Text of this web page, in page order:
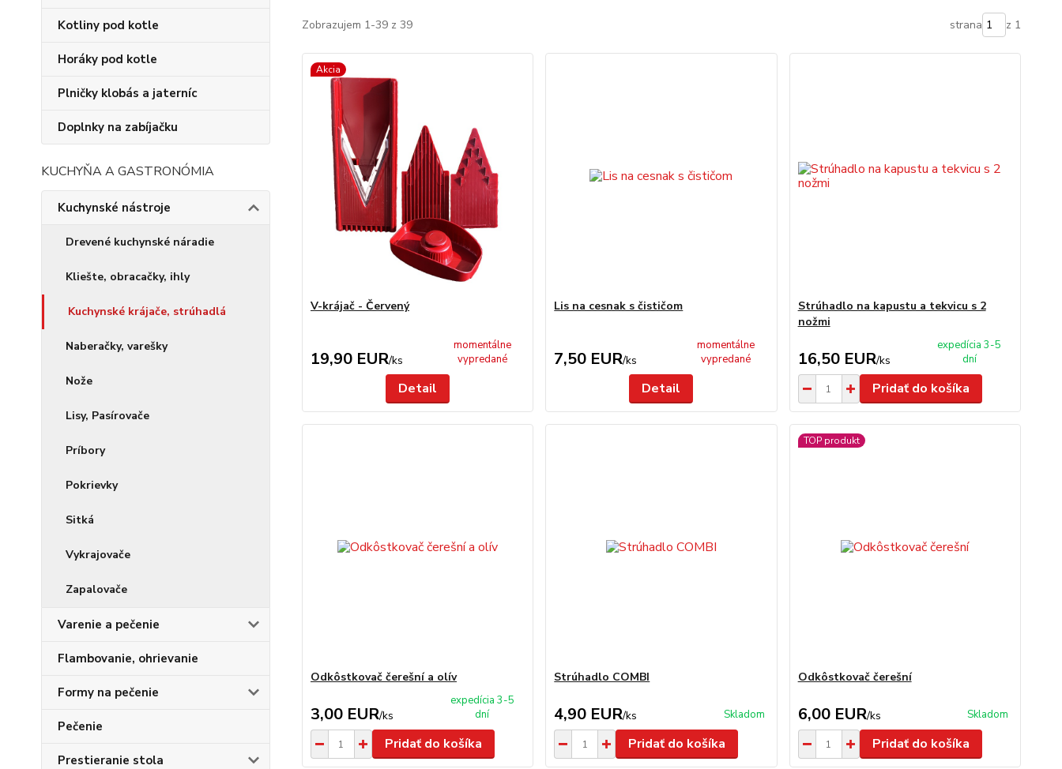
Kotliny pod kotle
Horáky pod kotle
Plničky klobás a jaterníc
Doplnky na zabíjačku
KUCHYŇA A GASTRONÓMIA
Kuchynské nástroje
Drevené kuchynské náradie
Kliešte, obracačky, ihly
Kuchynské krájače, strúhadlá
Naberačky, varešky
Nože
Lisy, Pasírovače
Príbory
Pokrievky
Sitká
Vykrajovače
Zapalovače
Varenie a pečenie
Flambovanie, ohrievanie
Formy na pečenie
Pečenie
Prestieranie stola
Zobrazujem 1-39 z 39 strana z 1
Akcia
V-krájač - Červený
19,90 EUR/ks
momentálne
vypredané
Detail
Lis na cesnak s čističom
7,50 EUR/ks
momentálne
vypredané
Detail
Strúhadlo na kapustu a tekvicu s 2
nožmi
16,50 EUR/ks
expedícia 3-5
dní
Pridať do košíka
Odkôstkovač čerešní a olív
3,00 EUR/ks
expedícia 3-5
dní
Pridať do košíka
Strúhadlo COMBI
4,90 EUR/ks Skladom
Pridať do košíka
TOP produkt
Odkôstkovač čerešní
6,00 EUR/ks Skladom
Pridať do košíka